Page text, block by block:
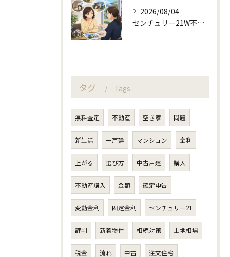
2026/08/04
センチュリー21W不動産販売と不動産売却の査定失敗例
タグ Tags
無料査定 不動産 空き家 問題
新生活 一戸建 マンション 金利
上がる 選び方 中古戸建 購入
不動産購入 金額 確定申告
変動金利 固定金利 センチュリー21
評判 新着物件 相続対策 土地相場
税金 流れ 中古 注文住宅